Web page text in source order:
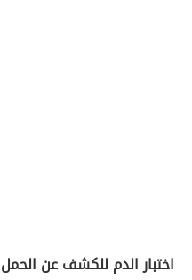
اختبار الدم للكشف عن الحمل